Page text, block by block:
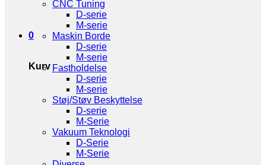
0
Kurv
CNC Tuning
D-serie
M-serie
Maskin Borde
D-serie
M-serie
Fastholdelse
D-serie
M-serie
Støj/Støv Beskyttelse
D-serie
M-Serie
Vakuum Teknologi
D-Serie
M-Serie